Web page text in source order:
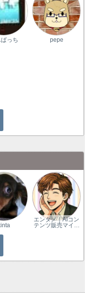
ぱっち pepe
エンタメ｜AIコン
テンツ販売マイ…